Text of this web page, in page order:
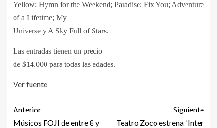
Yellow; Hymn for the Weekend; Paradise; Fix You; Adventure
of a Lifetime; My
Universe y A Sky Full of Stars.
Las entradas tienen un precio
de $14.000 para todas las edades.
Ver fuente
Anterior
Músicos FOJI de entre 8 y
Siguiente
Teatro Zoco estrena “Inter